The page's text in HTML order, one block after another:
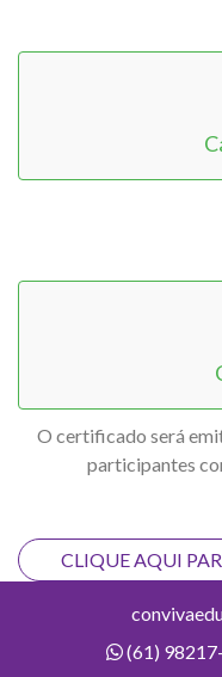
O certificado será
participantes
CLIQUE AQUI
(61)